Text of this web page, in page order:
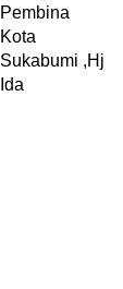
Pembina
Kota
Sukabumi ,Hj
Ida